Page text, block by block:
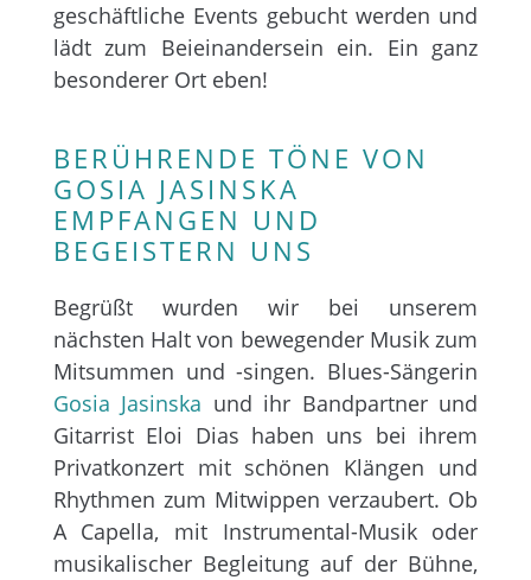
geschäftliche Events gebucht werden und
lädt zum Beieinandersein ein. Ein ganz
besonderer Ort eben!
BERÜHRENDE TÖNE VON
GOSIA JASINSKA
EMPFANGEN UND
BEGEISTERN UNS
Begrüßt wurden wir bei unserem
nächsten Halt von bewegender Musik zum
Mitsummen und -singen. Blues-Sängerin
Gosia Jasinska und ihr Bandpartner und
Gitarrist Eloi Dias haben uns bei ihrem
Privatkonzert mit schönen Klängen und
Rhythmen zum Mitwippen verzaubert. Ob
A Capella, mit Instrumental-Musik oder
musikalischer Begleitung auf der Bühne,